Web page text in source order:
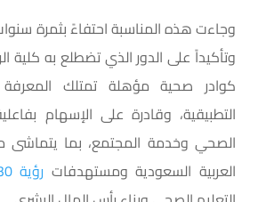
وجاءت هذه المناسبة احتفاءً بثمرة
وتأكيداً على الدور الذي تضطلع به كلية
كوادر صحية مؤهلة تمتلك المعرفة
التطبيقية، وقادرة على الإسهام
الصحي وخدمة المجتمع، بما يتماشى
العربية السعودية ومستهدفات رؤية 2030